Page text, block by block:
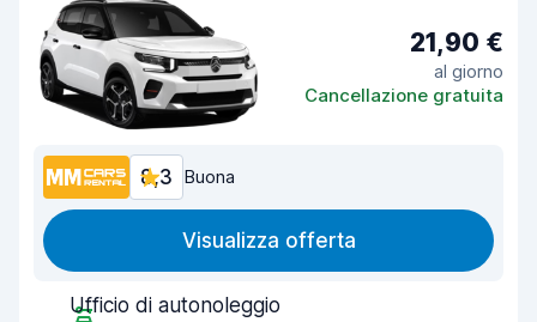
21,90 €
al giorno
Cancellazione gratuita
8,3 Buona
Visualizza offerta
Ufficio di autonoleggio